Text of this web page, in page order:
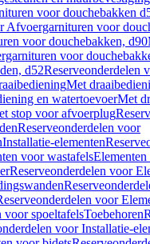
voor douchebakken
Afvoergarnituren voor
voor douchebakken, d90
voor
d52Reserveonderdelen
Met
en watertoevoerMet
stop voor afvoerplug
Reserveonderdelen voor
Installatie-elementen
voor wastafels
Reserveonderdelen voor
voor
voor spoeltafelsToebehoren
voor Installatie-